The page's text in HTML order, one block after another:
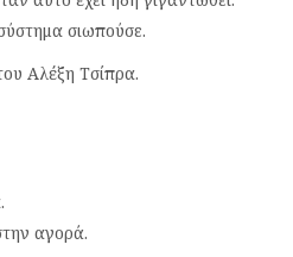
σιωπούσε.
Αλέξη Τσίπρα.
αγορά.